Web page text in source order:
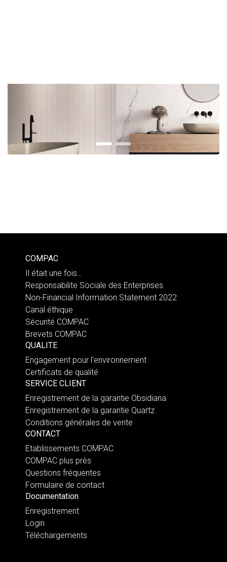
COMPAC
Il était une fois…
Responsabilite Sociale des Enterprises
Non-Financial Information Statement 2022
Canal éthique
Sécurité COMPAC
Brevets COMPAC
QUALITE
Engagement pour l’environnement
Certificats de qualité
SERVICE CLIENT
Enregistrement de la garantie Obsidiana
Enregistrement de la garantie Quartz
Conditions générales de vente
CONTACT
Etablissements COMPAC
COMPAC plus près
Questions fréquentes
Formulaire de contact
Documentation
Enregistrement
Login
Téléchargements